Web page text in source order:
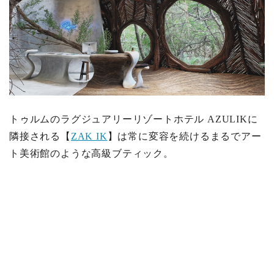
トゥルムのラグジュアリーリゾートホテル AZULIKに
隣接される【 ZAK IK 】は常に変容を続けるまるでアー
ト美術館のような高級ブティック。